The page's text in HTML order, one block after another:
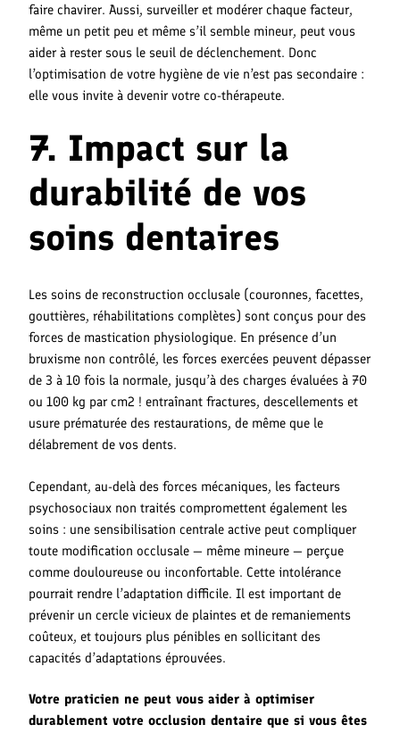
faire chavirer. Aussi, surveiller et modérer chaque facteur,
même un petit peu et même s’il semble mineur, peut vous
aider à rester sous le seuil de déclenchement. Donc
l’optimisation de votre hygiène de vie n’est pas secondaire :
elle vous invite à devenir votre co-thérapeute.
7. Impact sur la
durabilité de vos
soins dentaires
Les soins de reconstruction occlusale (couronnes, facettes,
gouttières, réhabilitations complètes) sont conçus pour des
forces de mastication physiologique. En présence d’un
bruxisme non contrôlé, les forces exercées peuvent dépasser
de 3 à 10 fois la normale, jusqu’à des charges évaluées à 70
ou 100 kg par cm2 ! entraînant fractures, descellements et
usure prématurée des restaurations, de même que le
délabrement de vos dents.
Cependant, au-delà des forces mécaniques, les facteurs
psychosociaux non traités compromettent également les
soins : une sensibilisation centrale active peut compliquer
toute modification occlusale — même mineure — perçue
comme douloureuse ou inconfortable. Cette intolérance
pourrait rendre l’adaptation difficile. Il est important de
prévenir un cercle vicieux de plaintes et de remaniements
coûteux, et toujours plus pénibles en sollicitant des
capacités d’adaptations éprouvées.
Votre praticien ne peut vous aider à optimiser
durablement votre occlusion dentaire que si vous êtes